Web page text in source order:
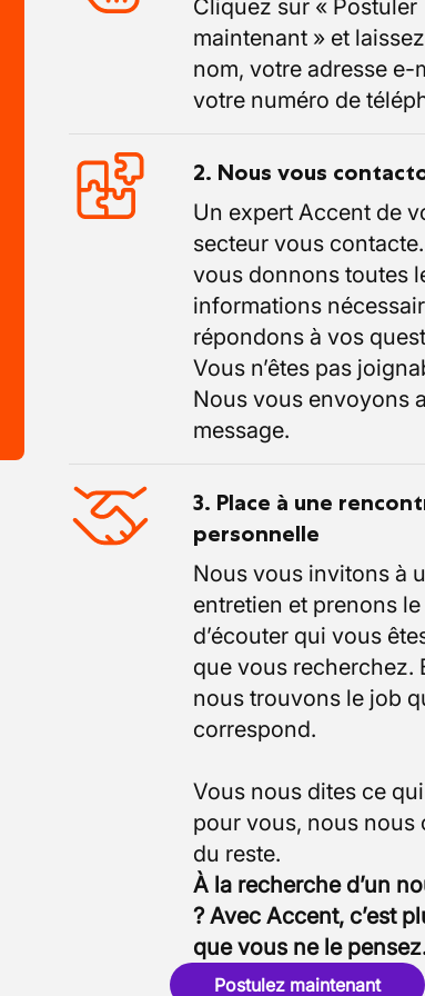
Cliquez sur « Postuler
maintenant » et
nom, votre adresse e-
votre numéro de
2. Nous vous
Un expert Accent de
secteur vous
vous donnons toutes
informations
répondons à vos
Vous n’êtes pas
Nous vous envoyons
message.
3. Place à une
personnelle
Nous vous invitons à
entretien et prenons
d’écouter qui vous
que vous recherchez.
nous trouvons le job
correspond.
Vous nous dites ce
pour vous, nous nous
À la recherche d’un
? Avec Accent, c’est
que vous ne le
Postulez maintenant